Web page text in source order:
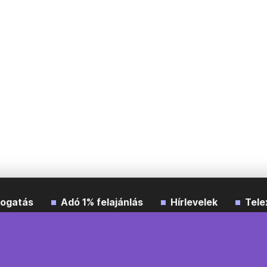
Adó 1% felajánlás Hírlevelek